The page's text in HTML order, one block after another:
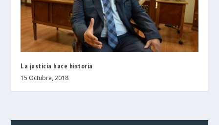
La justicia hace historia
15 Octubre, 2018